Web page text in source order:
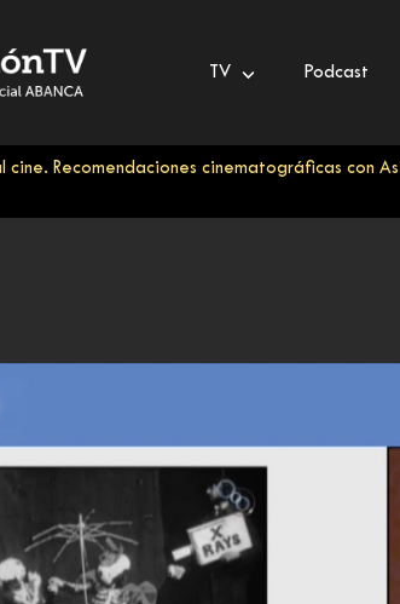
TV Podcast
cine. Recomendaciones cinematográficas con